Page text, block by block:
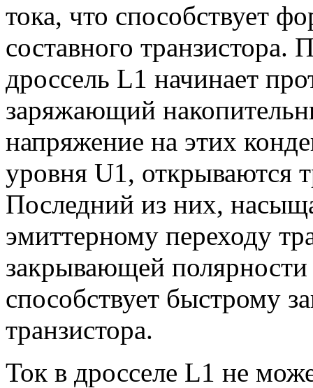
тока, что способствует
составного транзистора.
дроссель L1 начинает
заряжающий
напряжение на этих
уровня U1, открываются
Последний из них,
эмиттерному переходу
закрывающей
способствует быстрому
транзистора.
Ток в дросселе L1 не